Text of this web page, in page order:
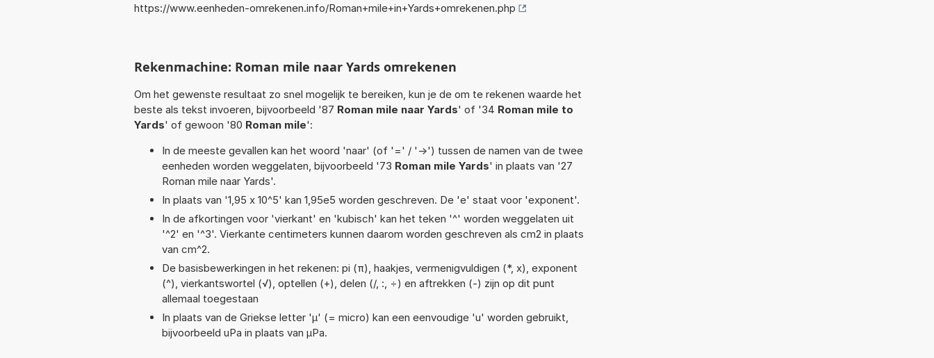
https://www.eenheden-omrekenen.info/Roman+mile+in+Yards+omrekenen.php
Rekenmachine: Roman mile naar Yards omrekenen
Om het gewenste resultaat zo snel mogelijk te bereiken, kun je de om te rekenen waarde het
beste als tekst invoeren, bijvoorbeeld '87 Roman mile naar Yards' of '34 Roman mile to
Yards' of gewoon '80 Roman mile':
In de meeste gevallen kan het woord 'naar' (of '=' / '->') tussen de namen van de twee
eenheden worden weggelaten, bijvoorbeeld '73 Roman mile Yards' in plaats van '27
Roman mile naar Yards'.
In plaats van '1,95 x 10^5' kan 1,95e5 worden geschreven. De 'e' staat voor 'exponent'.
In de afkortingen voor 'vierkant' en 'kubisch' kan het teken '^' worden weggelaten uit
'^2' en '^3'. Vierkante centimeters kunnen daarom worden geschreven als cm2 in plaats
van cm^2.
De basisbewerkingen in het rekenen: pi (π), haakjes, vermenigvuldigen (*, x), exponent
(^), vierkantswortel (√), optellen (+), delen (/, :, ÷) en aftrekken (-) zijn op dit punt
allemaal toegestaan
In plaats van de Griekse letter 'µ' (= micro) kan een eenvoudige 'u' worden gebruikt,
bijvoorbeeld uPa in plaats van µPa.